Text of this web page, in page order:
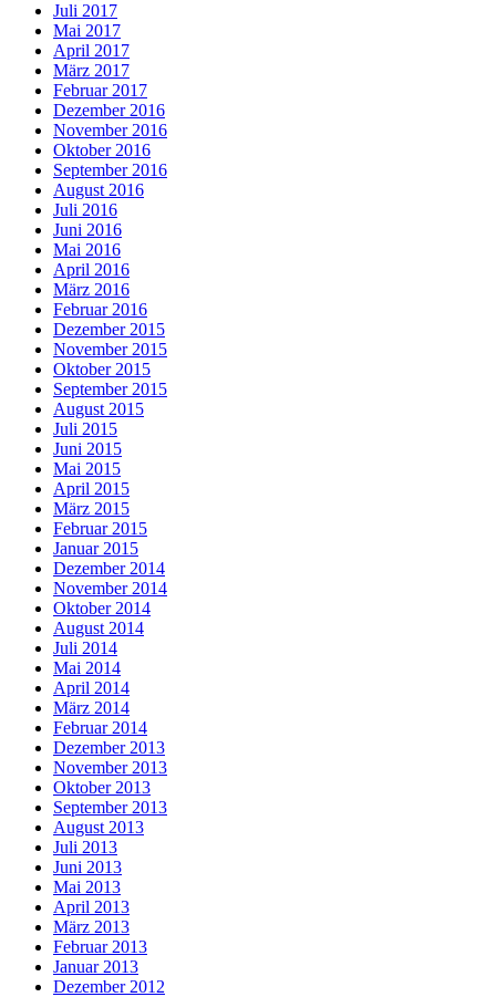
Juli 2017
Mai 2017
April 2017
März 2017
Februar 2017
Dezember 2016
November 2016
Oktober 2016
September 2016
August 2016
Juli 2016
Juni 2016
Mai 2016
April 2016
März 2016
Februar 2016
Dezember 2015
November 2015
Oktober 2015
September 2015
August 2015
Juli 2015
Juni 2015
Mai 2015
April 2015
März 2015
Februar 2015
Januar 2015
Dezember 2014
November 2014
Oktober 2014
August 2014
Juli 2014
Mai 2014
April 2014
März 2014
Februar 2014
Dezember 2013
November 2013
Oktober 2013
September 2013
August 2013
Juli 2013
Juni 2013
Mai 2013
April 2013
März 2013
Februar 2013
Januar 2013
Dezember 2012